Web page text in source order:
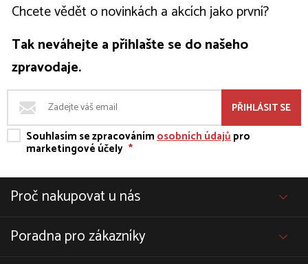
Chcete vědět o novinkách a akcích jako první?
Tak neváhejte a přihlašte se do našeho
zpravodaje.
PŘIHLÁSIT SE
Souhlasím se zpracovánímosobních údajůpro
marketingové účely *
Proč nakupovat u nás
Poradna pro zákazníky